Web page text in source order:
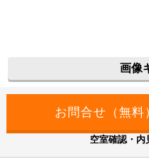
画像
空室確認・内